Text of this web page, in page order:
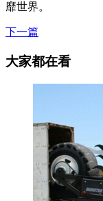
靡世界。
下一篇
大家都在看